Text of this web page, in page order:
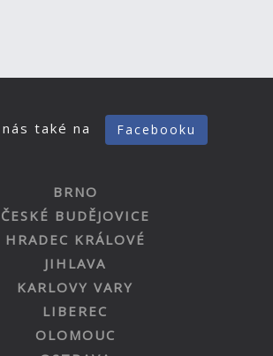
také na Facebooku
BRNO
ČESKÉ BUDĚJOVICE
HRADEC KRÁLOVÉ
JIHLAVA
KARLOVY VARY
LIBEREC
OLOMOUC